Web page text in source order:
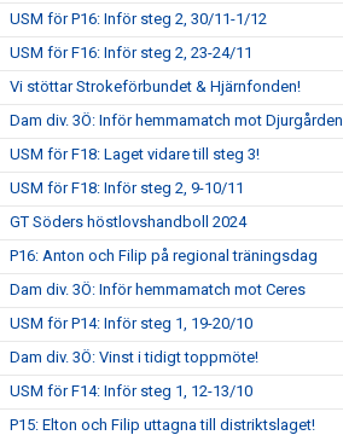
USM för P16: Inför steg 2, 30/11-1/12
USM för F16: Inför steg 2, 23-24/11
Vi stöttar Strokeförbundet & Hjärnfonden!
Dam div. 3Ö: Inför hemmamatch mot Djurgården
USM för F18: Laget vidare till steg 3!
USM för F18: Inför steg 2, 9-10/11
GT Söders höstlovshandboll 2024
P16: Anton och Filip på regional träningsdag
Dam div. 3Ö: Inför hemmamatch mot Ceres
USM för P14: Inför steg 1, 19-20/10
Dam div. 3Ö: Vinst i tidigt toppmöte!
USM för F14: Inför steg 1, 12-13/10
P15: Elton och Filip uttagna till distriktslaget!